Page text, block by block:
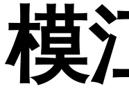
模